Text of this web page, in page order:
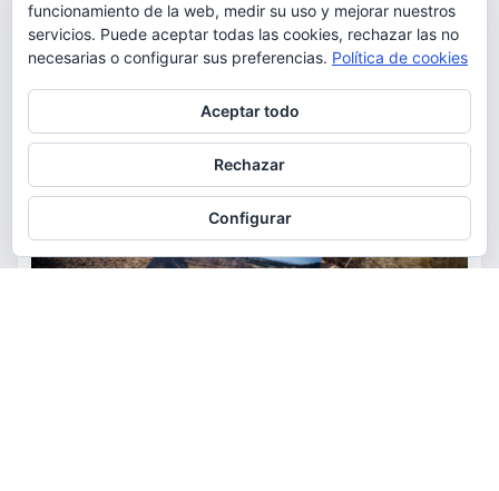
funcionamiento de la web, medir su uso y mejorar nuestros
servicios. Puede aceptar todas las cookies, rechazar las no
necesarias o configurar sus preferencias. Política de cookies
Aceptar todo
Rechazar
Configurar
Para obtener más información, incluido cómo gestionar las cookies,